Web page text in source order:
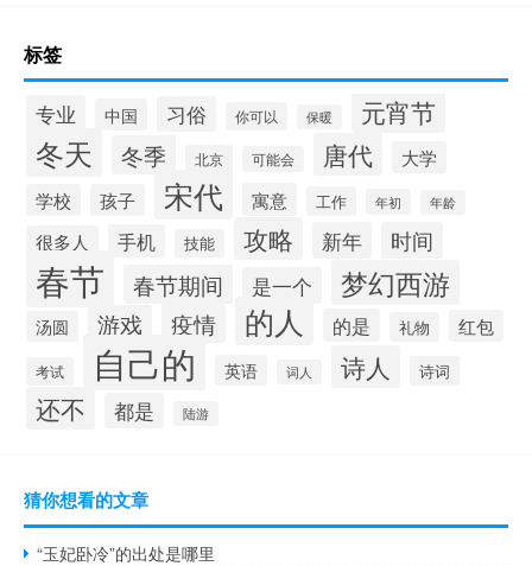
标签
专业 中国 习俗 你可以 保暖 元宵节
冬天 冬季 北京 可能会 唐代
大学
学校
孩子 宋代 寓意 工作 年初 年龄
很多人 手机 技能 攻略 新年 时间
春节 春节期间 是一个 梦幻西游
汤圆 游戏 疫情 的人 的是 礼物 红包
考试 自己的 英语 词人 诗人 诗词
还不 都是 陆游
猜你想看的文章
“玉妃卧冷”的出处是哪里